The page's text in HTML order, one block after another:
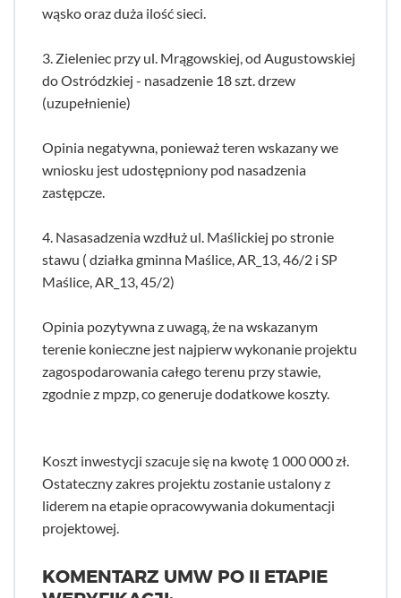
wąsko oraz duża ilość sieci.
3. Zieleniec przy ul. Mrągowskiej, od Augustowskiej
do Ostródzkiej - nasadzenie 18 szt. drzew
(uzupełnienie)
Opinia negatywna, ponieważ teren wskazany we
wniosku jest udostępniony pod nasadzenia
zastępcze.
4. Nasasadzenia wzdłuż ul. Maślickiej po stronie
stawu ( działka gminna Maślice, AR_13, 46/2 i SP
Maślice, AR_13, 45/2)
Opinia pozytywna z uwagą, że na wskazanym
terenie konieczne jest najpierw wykonanie projektu
zagospodarowania całego terenu przy stawie,
zgodnie z mpzp, co generuje dodatkowe koszty.
Koszt inwestycji szacuje się na kwotę 1 000 000 zł.
Ostateczny zakres projektu zostanie ustalony z
liderem na etapie opracowywania dokumentacji
projektowej.
KOMENTARZ UMW PO II ETAPIE